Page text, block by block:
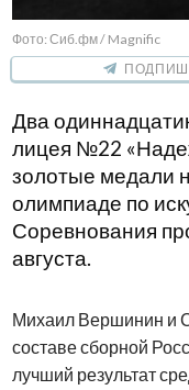
Фото: Сиб.фм / Magnific
Два
лицея №22
золотые медали
олимпиаде по
Соревнования
августа.
Михаил Вершинин и
составе сборной
лучший результат